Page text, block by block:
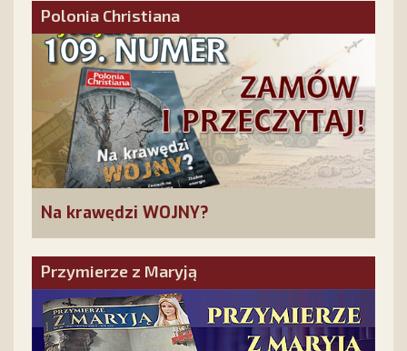
Polonia Christiana
Na krawędzi WOJNY?
Przymierze z Maryją